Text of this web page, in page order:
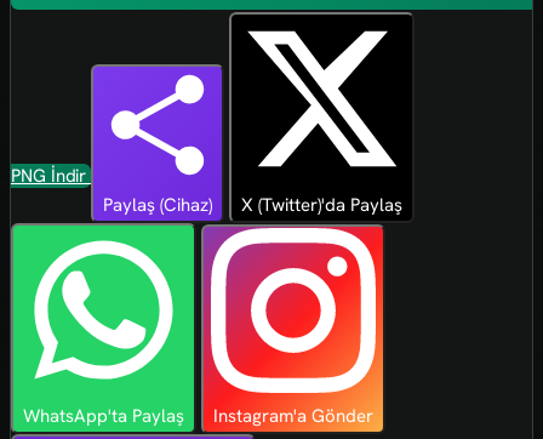
PNG İndir
Paylaş (Cihaz)
X (Twitter)'da Paylaş
WhatsApp'ta Paylaş Instagram'a Gönder